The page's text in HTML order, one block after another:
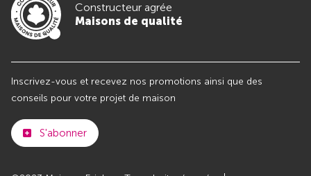
Constructeur agrée
Maisons de qualité
Inscrivez-vous et recevez nos promotions ainsi que des
conseils pour votre projet de maison
S'abonner